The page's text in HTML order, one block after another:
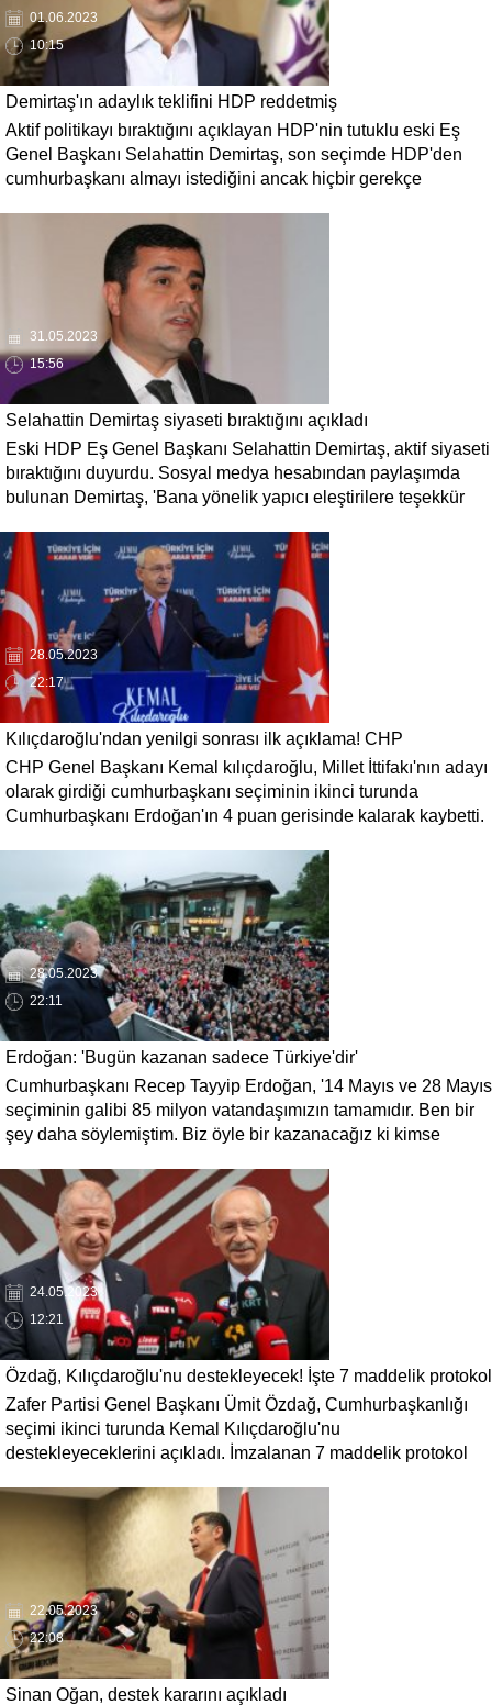
01.06.2023
10:15
Demirtaş'ın adaylık teklifini HDP reddetmiş
Aktif politikayı bıraktığını açıklayan HDP'nin tutuklu eski Eş
Genel Başkanı Selahattin Demirtaş, son seçimde HDP'den
cumhurbaşkanı almayı istediğini ancak hiçbir gerekçe
31.05.2023
15:56
Selahattin Demirtaş siyaseti bıraktığını açıkladı
Eski HDP Eş Genel Başkanı Selahattin Demirtaş, aktif siyaseti
bıraktığını duyurdu. Sosyal medya hesabından paylaşımda
bulunan Demirtaş, 'Bana yönelik yapıcı eleştirilere teşekkür
Mücadeleyi cezaevinden her yoldaşım gibi dirençle
sürdürürken, aktif politikayı bu aşamada bırakıyorum.' dedi.
28.05.2023
22:17
Kılıçdaroğlu'ndan yenilgi sonrası ilk açıklama! CHP
liderliğinden istifa etmeyecek
CHP Genel Başkanı Kemal kılıçdaroğlu, Millet İttifakı'nın adayı
olarak girdiği cumhurbaşkanı seçiminin ikinci turunda
Cumhurbaşkanı Erdoğan'ın 4 puan gerisinde kalarak kaybetti.
CHP liderliğinin istifa edecek mi sorusu cevabını buldu.
Kılıçdaroğlu, istifa etmeyeceğini ve mücadeleye devam
edeceğini açıkladı.
28.05.2023
22:11
Erdoğan: 'Bugün kazanan sadece Türkiye'dir'
Cumhurbaşkanı Recep Tayyip Erdoğan, '14 Mayıs ve 28 Mayıs
seçiminin galibi 85 milyon vatandaşımızın tamamıdır. Ben bir
şey daha söylemiştim. Biz öyle bir kazanacağız ki kimse
dedi.
24.05.2023
12:21
Özdağ, Kılıçdaroğlu'nu destekleyecek! İşte 7 maddelik protokol
Zafer Partisi Genel Başkanı Ümit Özdağ, Cumhurbaşkanlığı
seçimi ikinci turunda Kemal Kılıçdaroğlu'nu
destekleyeceklerini açıkladı. İmzalanan 7 maddelik protokol
22.05.2023
22:08
Sinan Oğan, destek kararını açıkladı